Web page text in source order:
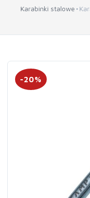
Karabinki stalowe
-20%